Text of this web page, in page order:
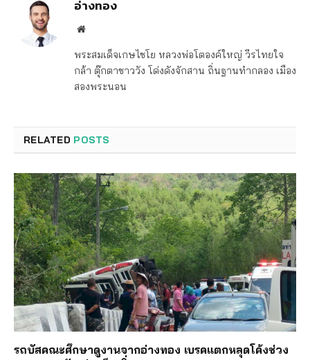
อ่างทอง
Website
พระสมเด็จเกษไชโย หลวงพ่อโตองค์ใหญ่ วีรไทยใจ
กล้า ตุ๊กตาชาววัง โด่งดังจักสาน ถิ่นฐานทำกลอง เมือง
สองพระนอน
RELATED POSTS
รถบัสคณะศึกษาดูงานจากอ่างทอง เบรคแตกหลุดโค้งช่วง